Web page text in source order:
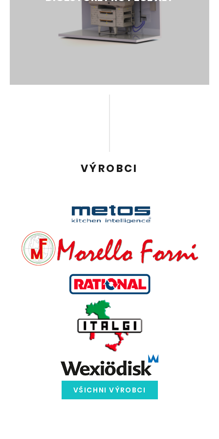
Zajímají vás konkrétní velikosti? Tak se pojďte
podívat
Více detailů
designu zakrývá opláštění celý prostor nad pásem
Více detailů
VÝROBCI
VŠICHNI VÝROBCI